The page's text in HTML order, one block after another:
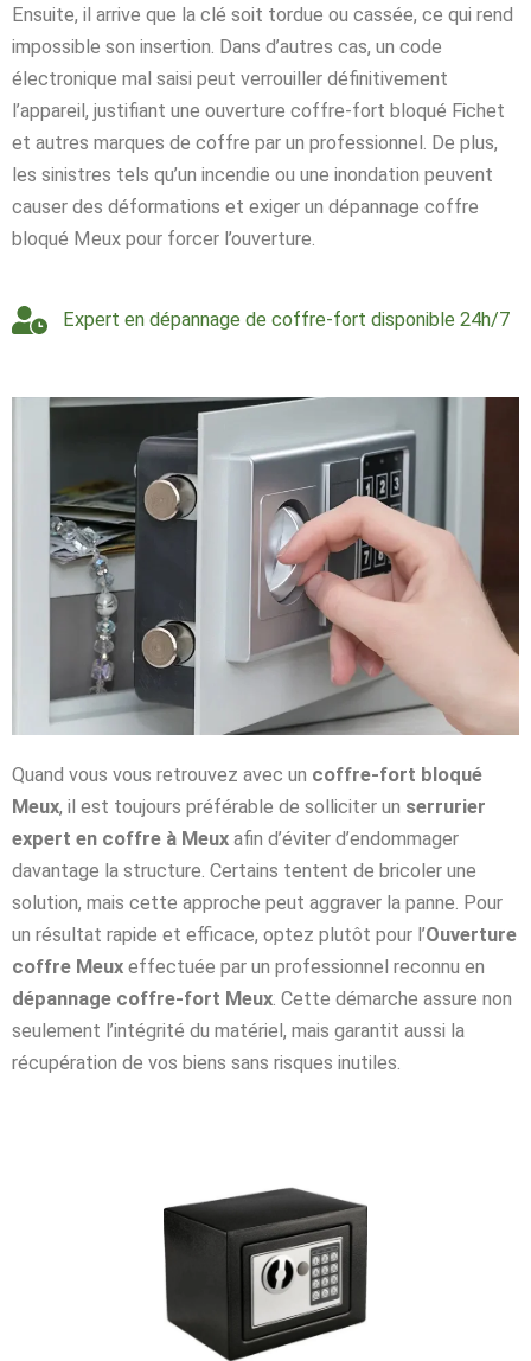
Ensuite, il arrive que la clé soit tordue ou cassée, ce qui rend
impossible son insertion. Dans d’autres cas, un code
électronique mal saisi peut verrouiller définitivement
l’appareil, justifiant une ouverture coffre-fort bloqué Fichet
et autres marques de coffre par un professionnel. De plus,
les sinistres tels qu’un incendie ou une inondation peuvent
causer des déformations et exiger un dépannage coffre
bloqué Meux pour forcer l’ouverture.
Expert en dépannage de coffre-fort disponible 24h/7
Quand vous vous retrouvez avec un coffre-fort bloqué
Meux, il est toujours préférable de solliciter un serrurier
expert en coffre à Meux afin d’éviter d’endommager
davantage la structure. Certains tentent de bricoler une
solution, mais cette approche peut aggraver la panne. Pour
un résultat rapide et efficace, optez plutôt pour l’Ouverture
coffre Meux effectuée par un professionnel reconnu en
dépannage coffre-fort Meux. Cette démarche assure non
seulement l’intégrité du matériel, mais garantit aussi la
récupération de vos biens sans risques inutiles.